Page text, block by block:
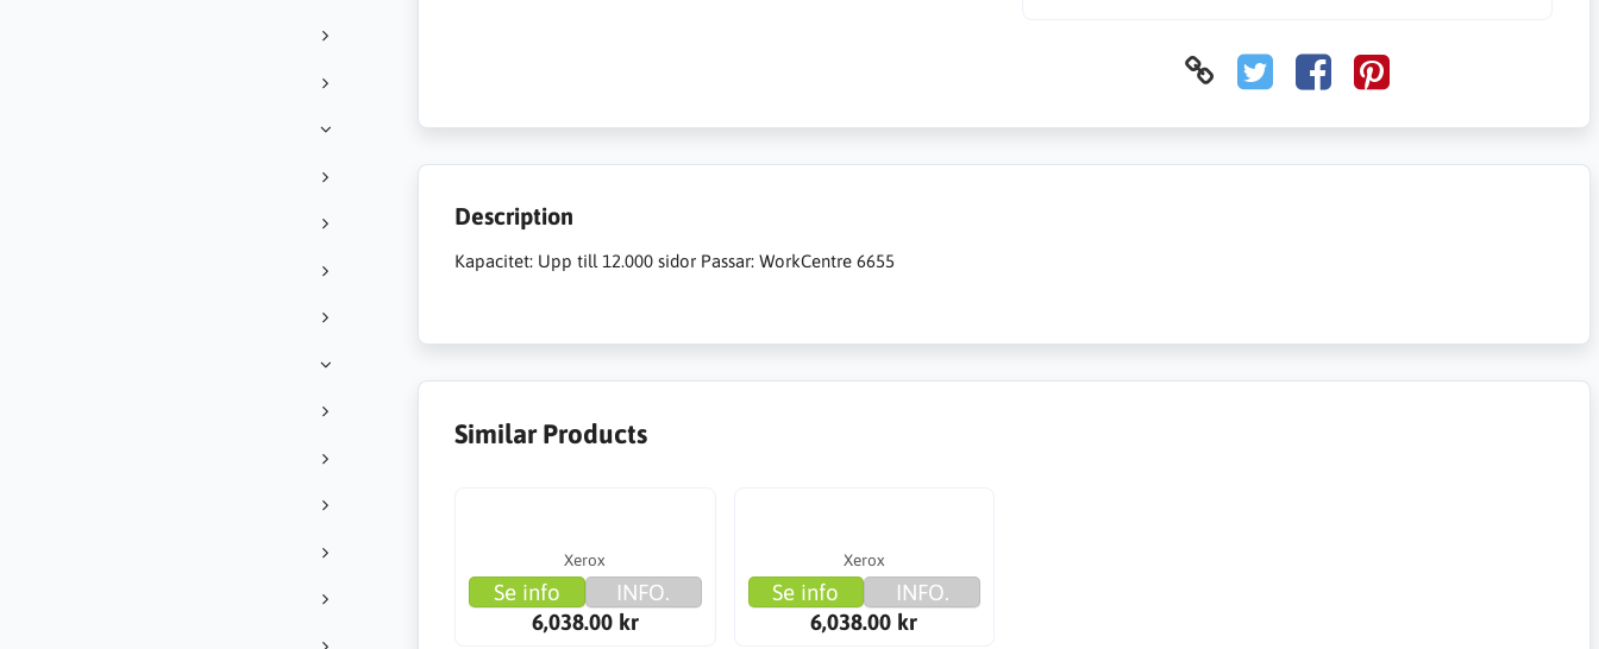
Description
Kapacitet: Upp till 12.000 sidor Passar: WorkCentre 6655
Similar Products
Xerox
Se info
INFO.
6,038.00 kr
Xerox
Se info
INFO.
6,038.00 kr